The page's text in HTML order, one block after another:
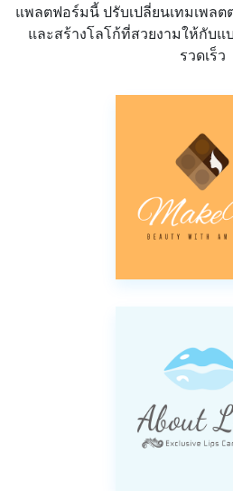
แพลตฟอร์มนี้ ปรับเปลี่ยนเทมเพล
และสร้างโลโก้ที่สวยงามให้กับ
รวดเร็ว